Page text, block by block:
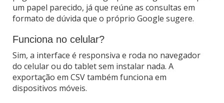
um papel parecido, já que reúne as consultas em
formato de dúvida que o próprio Google sugere.
Funciona no celular?
Sim, a interface é responsiva e roda no navegador
do celular ou do tablet sem instalar nada. A
exportação em CSV também funciona em
dispositivos móveis.